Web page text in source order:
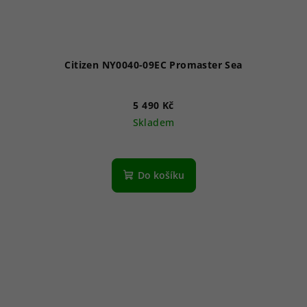
Citizen NY0040-09EC Promaster Sea
5 490 Kč
Skladem
hodnocení
produktu
Do košíku